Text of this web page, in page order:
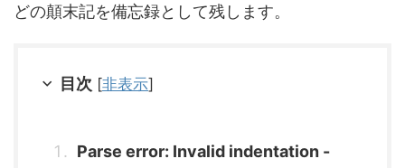
どの顛末記を備忘録として残します。
目次 [非表示]
Parse error: Invalid indentation -